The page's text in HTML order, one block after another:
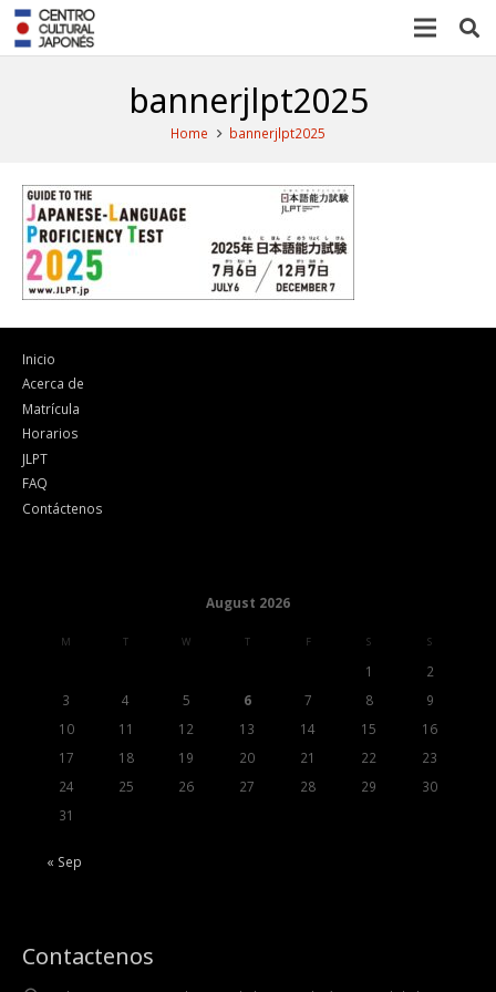
bannerjlpt2025
Home bannerjlpt2025
Inicio
Acerca de
Matrícula
Horarios
JLPT
FAQ
Contáctenos
August 2026
M T W T F S S
1
2
3
4 5 6 7 8
9
10
11 12 13 14 15
16
17
18 19 20 21 22
23
24
25 26 27 28 29
30
31
« Sep
Contactenos